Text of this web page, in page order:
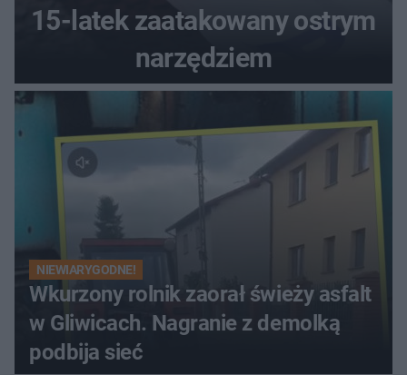
15-latek zaatakowany ostrym
narzędziem
NIEWIARYGODNE!
Wkurzony rolnik zaorał świeży asfalt
w Gliwicach. Nagranie z demolką
podbija sieć